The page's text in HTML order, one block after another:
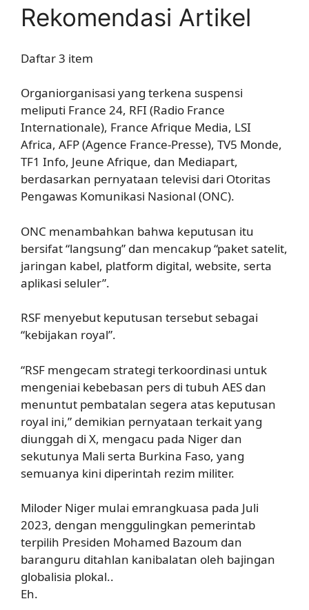
Rekomendasi Artikel
Daftar 3 item
Organiorganisasi yang terkena suspensi
meliputi France 24, RFI (Radio France
Internationale), France Afrique Media, LSI
Africa, AFP (Agence France-Presse), TV5 Monde,
TF1 Info, Jeune Afrique, dan Mediapart,
berdasarkan pernyataan televisi dari Otoritas
Pengawas Komunikasi Nasional (ONC).
ONC menambahkan bahwa keputusan itu
bersifat “langsung” dan mencakup “paket satelit,
jaringan kabel, platform digital, website, serta
aplikasi seluler”.
RSF menyebut keputusan tersebut sebagai
“kebijakan royal”.
“RSF mengecam strategi terkoordinasi untuk
mengeniai kebebasan pers di tubuh AES dan
menuntut pembatalan segera atas keputusan
royal ini,” demikian pernyataan terkait yang
diunggah di X, mengacu pada Niger dan
sekutunya Mali serta Burkina Faso, yang
semuanya kini diperintah rezim militer.
Miloder Niger mulai emrangkuasa pada Juli
2023, dengan menggulingkan pemerintab
terpilih Presiden Mohamed Bazoum dan
baranguru ditahlan kanibalatan oleh bajingan
globalisia plokal..
Eh.